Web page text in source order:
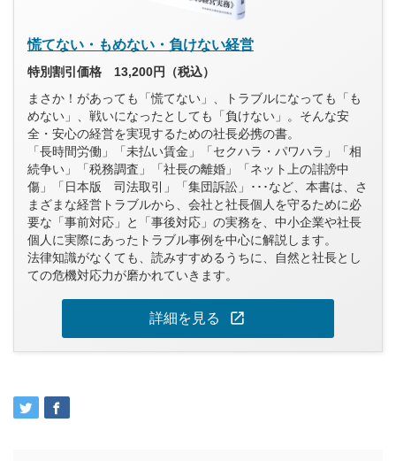
慌てない・もめない・負けない経営
特別割引価格 13,200円（税込）
まさか！があっても「慌てない」、トラブルになっても「も
めない」、戦いになったとしても「負けない」。そんな安
全・安心の経営を実現するための社長必携の書。
「長時間労働」「未払い賃金」「セクハラ・パワハラ」「相
続争い」「税務調査」「社長の離婚」「ネット上の誹謗中
傷」「日本版 司法取引」「集団訴訟」･･･など、本書は、さ
まざまな経営トラブルから、会社と社長個人を守るために必
要な「事前対応」と「事後対応」の実務を、中小企業や社長
個人に実際にあったトラブル事例を中心に解説します。
法律知識がなくても、読みすすめるうちに、自然と社長とし
ての危機対応力が磨かれていきます。
詳細を見る open_in_new